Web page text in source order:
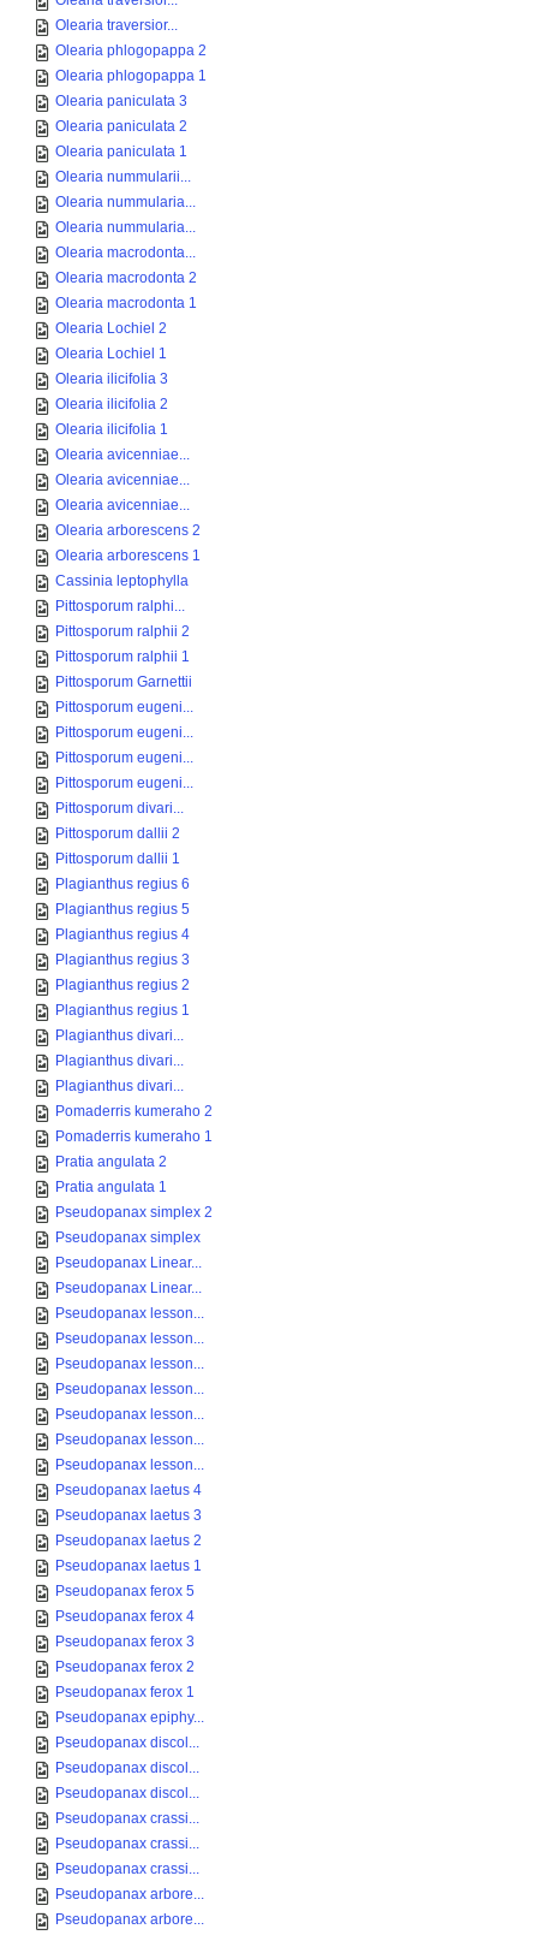
Olearia traversior...
Olearia phlogopappa 2
Olearia phlogopappa 1
Olearia paniculata 3
Olearia paniculata 2
Olearia paniculata 1
Olearia nummularii...
Olearia nummularia...
Olearia nummularia...
Olearia macrodonta...
Olearia macrodonta 2
Olearia macrodonta 1
Olearia Lochiel 2
Olearia Lochiel 1
Olearia ilicifolia 3
Olearia ilicifolia 2
Olearia ilicifolia 1
Olearia avicenniae...
Olearia avicenniae...
Olearia avicenniae...
Olearia arborescens 2
Olearia arborescens 1
Cassinia leptophylla
Pittosporum ralphi...
Pittosporum ralphii 2
Pittosporum ralphii 1
Pittosporum Garnettii
Pittosporum eugeni...
Pittosporum eugeni...
Pittosporum eugeni...
Pittosporum eugeni...
Pittosporum divari...
Pittosporum dallii 2
Pittosporum dallii 1
Plagianthus regius 6
Plagianthus regius 5
Plagianthus regius 4
Plagianthus regius 3
Plagianthus regius 2
Plagianthus regius 1
Plagianthus divari...
Plagianthus divari...
Plagianthus divari...
Pomaderris kumeraho 2
Pomaderris kumeraho 1
Pratia angulata 2
Pratia angulata 1
Pseudopanax simplex 2
Pseudopanax simplex
Pseudopanax Linear...
Pseudopanax Linear...
Pseudopanax lesson...
Pseudopanax lesson...
Pseudopanax lesson...
Pseudopanax lesson...
Pseudopanax lesson...
Pseudopanax lesson...
Pseudopanax lesson...
Pseudopanax laetus 4
Pseudopanax laetus 3
Pseudopanax laetus 2
Pseudopanax laetus 1
Pseudopanax ferox 5
Pseudopanax ferox 4
Pseudopanax ferox 3
Pseudopanax ferox 2
Pseudopanax ferox 1
Pseudopanax epiphy...
Pseudopanax discol...
Pseudopanax discol...
Pseudopanax discol...
Pseudopanax crassi...
Pseudopanax crassi...
Pseudopanax crassi...
Pseudopanax arbore...
Pseudopanax arbore...